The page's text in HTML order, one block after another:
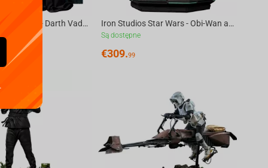
Iron Studios Star Wars - Darth Vader on Throne Legacy Replica 1/4 Iron Studios Star Wars - Obi-Wan and Young Leia Statue Deluxe Art Scale 1/10
Są dostępne
€309.99